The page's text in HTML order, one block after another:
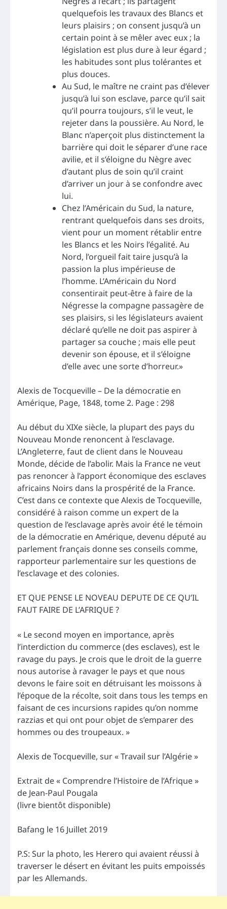
quelquefois les travaux des Blancs et
leurs plaisirs ; on consent jusqu’à un
certain point à se mêler avec eux ; la
législation est plus dure à leur égard ;
les habitudes sont plus tolérantes et
plus douces.
Au Sud, le maître ne craint pas d’élever
jusqu’à lui son esclave, parce qu’il sait
qu’il pourra toujours, s’il le veut, le
rejeter dans la poussière. Au Nord, le
Blanc n’aperçoit plus distinctement la
barrière qui doit le séparer d’une race
avilie, et il s’éloigne du Nègre avec
d’autant plus de soin qu’il craint
d’arriver un jour à se confondre avec
lui.
Chez l’Américain du Sud, la nature,
rentrant quelquefois dans ses droits,
vient pour un moment rétablir entre
les Blancs et les Noirs l’égalité. Au
Nord, l’orgueil fait taire jusqu’à la
passion la plus impérieuse de
l’homme. L’Américain du Nord
consentirait peut-être à faire de la
Négresse la compagne passagère de
ses plaisirs, si les législateurs avaient
déclaré qu’elle ne doit pas aspirer à
partager sa couche ; mais elle peut
devenir son épouse, et il s’éloigne
d’elle avec une sorte d’horreur.»
Alexis de Tocqueville – De la démocratie en
Amérique, Page, 1848, tome 2. Page : 298
Au début du XIXe siècle, la plupart des pays du
Nouveau Monde renoncent à l’esclavage.
L’Angleterre, faut de client dans le Nouveau
Monde, décide de l’abolir. Mais la France ne veut
pas renoncer à l’apport économique des esclaves
africains Noirs dans la prospérité de la France.
C’est dans ce contexte que Alexis de Tocqueville,
considéré à raison comme un expert de la
question de l’esclavage après avoir été le témoin
de la démocratie en Amérique, devenu député au
parlement français donne ses conseils comme,
rapporteur parlementaire sur les questions de
l’esclavage et des colonies.
ET QUE PENSE LE NOVEAU DEPUTE DE CE QU’IL
FAUT FAIRE DE L’AFRIQUE ?
« Le second moyen en importance, après
l’interdiction du commerce (des esclaves), est le
ravage du pays. Je crois que le droit de la guerre
nous autorise à ravager le pays et que nous
devons le faire soit en détruisant les moissons à
l’époque de la récolte, soit dans tous les temps en
faisant de ces incursions rapides qu’on nomme
razzias et qui ont pour objet de s’emparer des
hommes ou des troupeaux. »
Alexis de Tocqueville, sur « Travail sur l’Algérie »
Extrait de « Comprendre l’Histoire de l’Afrique »
de Jean-Paul Pougala
(livre bientôt disponible)
Bafang le 16 Juillet 2019
P.S: Sur la photo, les Herero qui avaient réussi à
traverser le désert en évitant les puits empoissés
par les Allemands.